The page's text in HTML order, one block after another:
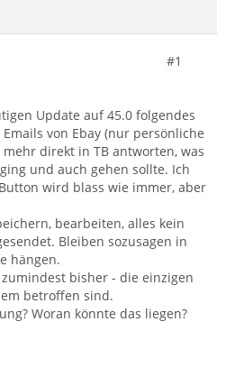
#1
Update auf 45.0 folgendes
von Ebay (nur persönliche
direkt in TB antworten, was
und auch gehen sollte. Ich
wird blass wie immer, aber
bearbeiten, alles kein
Bleiben sozusagen in
hängen.
bisher - die einzigen
betroffen sind.
Woran könnte das liegen?